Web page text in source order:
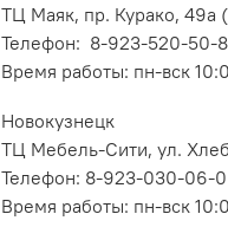
ТЦ Маяк, пр. Курако, 49а
Телефон: 8-923-520-50-
Время работы: пн-вск
Новокузнецк
ТЦ Мебель-Сити, ул.
Телефон: 8-923-030-06-
Время работы: пн-вск